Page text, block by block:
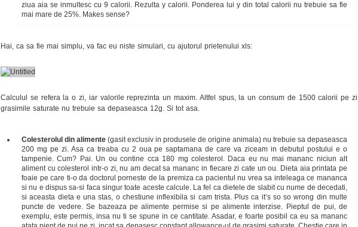
ziua aia se inmultesc cu 9 calorii. Rezulta y calorii. Ponderea lui y din total calorii nu trebuie sa fie
mai mare de 25%. Makes sense?
Hai, ca sa fie mai simplu, va fac eu niste simulari, cu ajutorul prietenului xls:
Calculul se refera la o zi, iar valorile reprezinta un maxim. Altfel spus, la un consum de 1500 calorii pe zi,
grasimile saturate nu trebuie sa depaseasca 12g. Si tot asa.
Colesterolul din alimente (gasit exclusiv in produsele de origine animala) nu trebuie sa depaseasca
200 mg pe zi. Asa ca treaba cu 2 oua pe saptamana de care va ziceam in debutul postului e o
tampenie. Cum? Pai. Un ou contine cca 180 mg colesterol. Daca eu nu mai mananc niciun alt
aliment cu colesterol intr-o zi, nu am decat sa mananc in fiecare zi cate un ou. Dieta aia printata pe
foaie pe care ti-o da doctorul porneste de la premiza ca pacientul nu vrea sa inteleaga ce mananca
si nu e dispus sa-si faca singur toate aceste calcule. La fel ca dietele de slabit cu nume de decedati,
si aceasta dieta e una stas, o chestiune inflexibila si cam trista. Plus ca it’s so so wrong din multe
puncte de vedere. Se bazeaza pe alimente permise si pe alimente interzise. Pieptul de pui, de
exemplu, este permis, insa nu ti se spune in ce cantitate. Asadar, e foarte posibil ca eu sa mananc